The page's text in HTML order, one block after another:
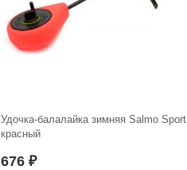
Удочка-балалайка зимняя Salmo Sport
красный
676 ₽